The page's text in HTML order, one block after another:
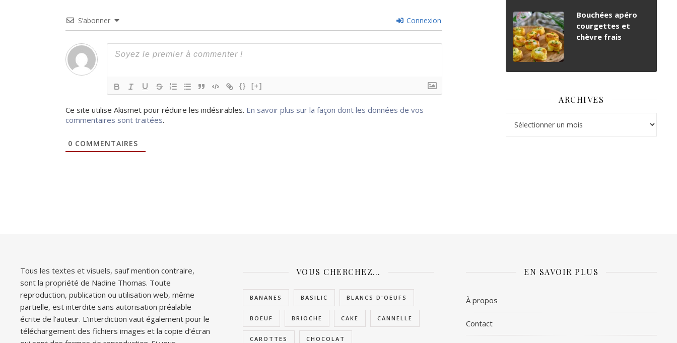
S’abonner Connexion
{} [+]
Ce site utilise Akismet pour réduire les indésirables. En savoir plus sur la façon dont les données de vos
commentaires sont traitées.
0 COMMENTAIRES
Bouchées apéro
courgettes et
chèvre frais
ARCHIVES
Tous les textes et visuels, sauf mention contraire,
sont la propriété de Nadine Thomas. Toute
reproduction, publication ou utilisation web, même
partielle, est interdite sans autorisation préalable
écrite de l’auteur. L’interdiction vaut également pour le
téléchargement des fichiers images et la copie d’écran
VOUS CHERCHEZ…
BANANES BASILIC BLANCS D'OEUFS
BOEUF BRIOCHE CAKE CANNELLE
CAROTTES CHOCOLAT
EN SAVOIR PLUS
À propos
Contact